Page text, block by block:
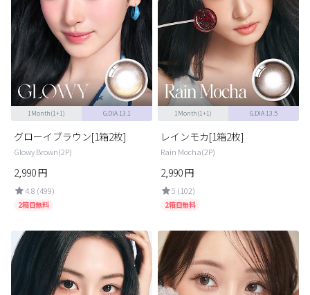
総合掲示板
カスタマーサービス
ショッピングガイド
アプリダウンロード
INSTAGRAM LINE
1Month(1+1) G.DIA 13.1
グローイブラウン[1箱2枚]
Glowy Brown(2P)
2,990円
4.8 (499)
2箱目無料
1Month(1+1) G.DIA 13.5
レインモカ[1箱2枚]
Rain Mocha(2P)
2,990円
5 (102)
2箱目無料